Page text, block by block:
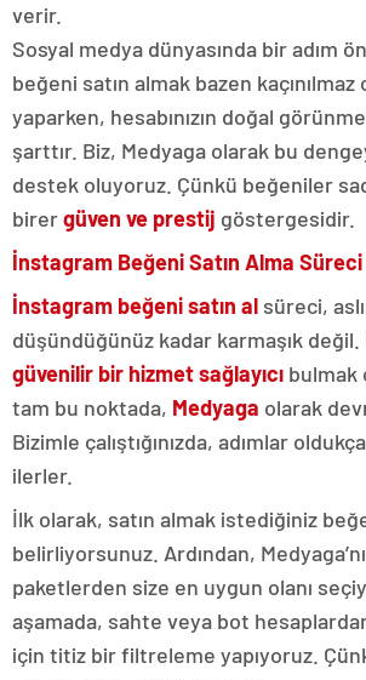
verir.
Sosyal medya dünyasında bir adım
beğeni satın almak bazen
yaparken, hesabınızın doğal
şarttır. Biz, Medyaga olarak bu
destek oluyoruz. Çünkü beğeniler
birergüven ve prestij göstergesidir.
İnstagram Beğeni Satın Alma Süreci
İnstagram beğeni satın al süreci,
düşündüğünüz kadar karmaşık değil.
güvenilir bir hizmet sağlayıcı bulmak
tam bu noktada, Medyaga olarak
Bizimle çalıştığınızda, adımlar
ilerler.
İlk olarak, satın almak istediğiniz
belirliyorsunuz. Ardından,
paketlerden size en uygun olanı
aşamada, sahte veya bot
için titiz bir filtreleme yapıyoruz.